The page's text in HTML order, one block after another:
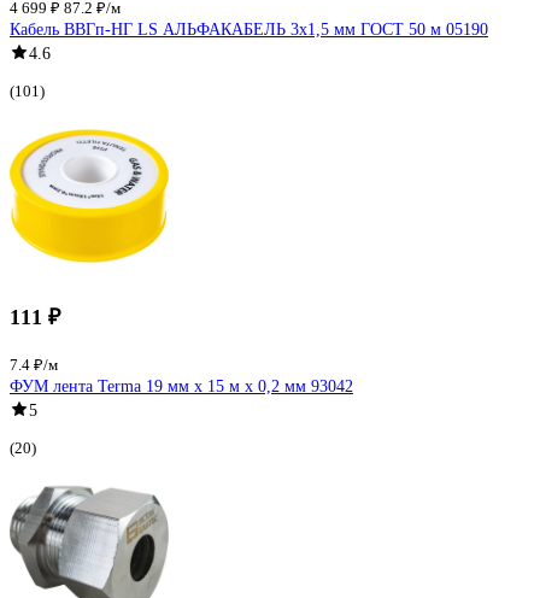
4 699 ₽ 87.2 ₽/м
Кабель ВВГп-НГ LS АЛЬФАКАБЕЛЬ 3х1,5 мм ГОСТ 50 м 05190
4.6
(101)
111 ₽
7.4 ₽/м
ФУМ лента Terma 19 мм х 15 м х 0,2 мм 93042
5
(20)